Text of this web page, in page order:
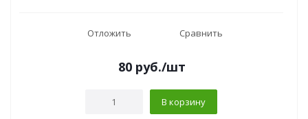
Отложить Сравнить
80руб./шт
В корзину